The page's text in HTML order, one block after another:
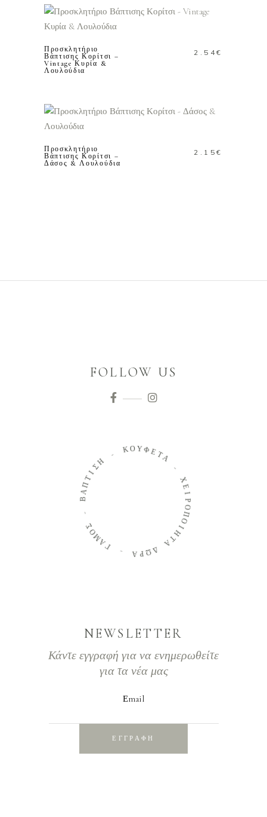
ΠΡΟΣΘΗΚΗ ΣΤΟ
Προσκλητήριο
Βάπτισης Κορίτσι –
Vintage Κυρία &
Λουλούδια
2.54€
ΠΡΟΣΘΗΚΗ ΣΤΟ
Προσκλητήριο
Βάπτισης Κορίτσι –
Δάσος & Λουλούδια
2.15€
FOLLOW US
Γ
Α
Μ
Ο
Σ
-
Β
Α
Π
Τ
ΙΣ Η
- ΚΟΥΦΕΤ
Α
-
Χ
Ε
Ι
Ρ
Ο
Π
Ο
Ι
Η
Τ
Α
Δ
Ω
Ρ
Α
-
NEWSLETTER
Κάντε εγγραφή για να ενημερωθείτε
για τα νέα μας
Εmail
ΕΓΓΡΑΦΗ